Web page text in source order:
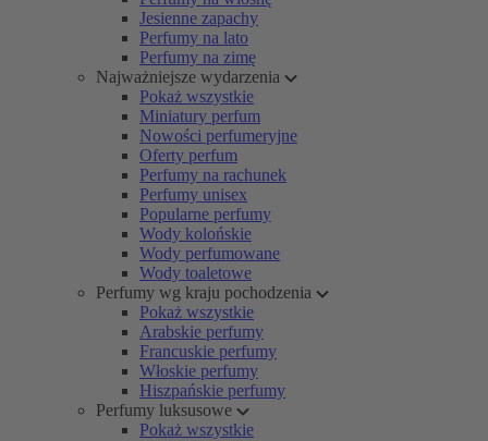
Jesienne zapachy
Perfumy na lato
Perfumy na zimę
Najważniejsze wydarzenia
Pokaż wszystkie
Miniatury perfum
Nowości perfumeryjne
Oferty perfum
Perfumy na rachunek
Perfumy unisex
Popularne perfumy
Wody kolońskie
Wody perfumowane
Wody toaletowe
Perfumy wg kraju pochodzenia
Pokaż wszystkie
Arabskie perfumy
Francuskie perfumy
Włoskie perfumy
Hiszpańskie perfumy
Perfumy luksusowe
Pokaż wszystkie